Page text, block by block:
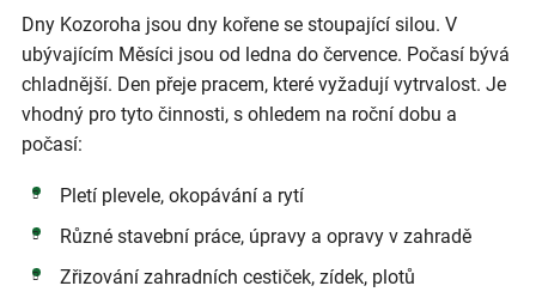
Dny Kozoroha jsou dny kořene se stoupající silou. V
ubývajícím Měsíci jsou od ledna do července. Počasí bývá
chladnější. Den přeje pracem, které vyžadují vytrvalost. Je
vhodný pro tyto činnosti, s ohledem na roční dobu a
počasí:
Pletí plevele, okopávání a rytí
Různé stavební práce, úpravy a opravy v zahradě
Zřizování zahradních cestiček, zídek, plotů